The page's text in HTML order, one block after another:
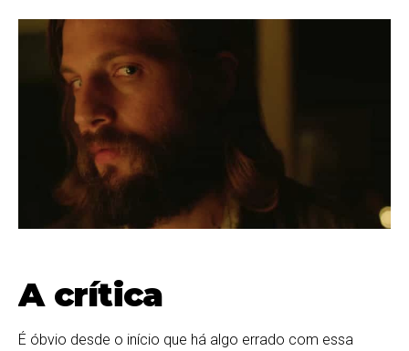
A crítica
É óbvio desde o início que há algo errado com essa